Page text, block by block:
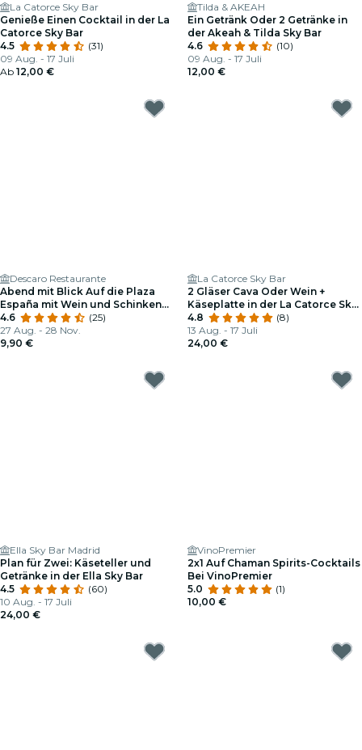
La Catorce Sky Bar
Genieße Einen Cocktail in der La
Catorce Sky Bar
4.5
(31)
09 Aug. - 17 Juli
Ab 12,00 €
Tilda & AKEAH
Ein Getränk Oder 2 Getränke in
der Akeah & Tilda Sky Bar
4.6
(10)
09 Aug. - 17 Juli
12,00 €
Descaro Restaurante
Abend mit Blick Auf die Plaza
España mit Wein und Schinken
Für 2 Personen in Descaro
4.6
(25)
27 Aug. - 28 Nov.
9,90 €
La Catorce Sky Bar
2 Gläser Cava Oder Wein +
Käseplatte in der La Catorce Sky
Bar
4.8
(8)
13 Aug. - 17 Juli
24,00 €
Ella Sky Bar Madrid
Plan für Zwei: Käseteller und
Getränke in der Ella Sky Bar
4.5
(60)
10 Aug. - 17 Juli
24,00 €
VinoPremier
2x1 Auf Chaman Spirits-Cocktails
Bei VinoPremier
5.0
(1)
10,00 €